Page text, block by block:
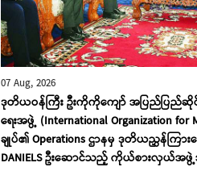
07 Aug, 2026
ဒုတိယဝန်ကြီး ဦးကိုကိုကျော် အပြည်ပြည်ဆိုင်
ရေးအဖွဲ့ (International Organization for
ချုပ်၏ Operations ဌာနမှ ဒုတိယညွှန်ကြားရေ
DANIELS ဦးဆောင်သည့် ကိုယ်စားလှယ်